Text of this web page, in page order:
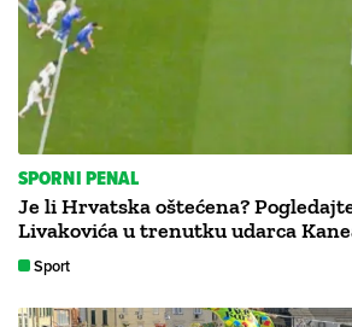
SPORNI PENAL
Je li Hrvatska oštećena?
Livakovića u trenutku udarca
Sport